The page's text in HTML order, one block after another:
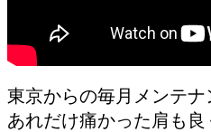
東京からの毎月メンテナ
あれだけ痛かった肩も良